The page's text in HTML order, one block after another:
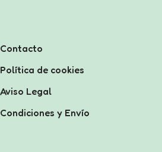
Contacto
Política de cookies
Aviso Legal
Condiciones y Envío